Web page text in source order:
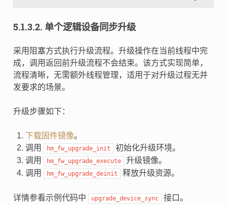
5.1.3.2. 单个逻辑设备同步升级
采用阻塞方式执行升级流程。升级操作在当前线程中完
成，调用返回前升级流程不会结束。该方式实现简单，
流程清晰，无需额外线程管理，适用于对升级过程无并
发要求的场景。
升级步骤如下：
下载固件镜像。
调用
hm_fw_upgrade_init
初始化升级环境。
调用
hm_fw_upgrade_execute
升级镜像。
调用
hm_fw_upgrade_deinit 释放升级资源。
详情参看示例代码中 upgrade_device_sync 接口。